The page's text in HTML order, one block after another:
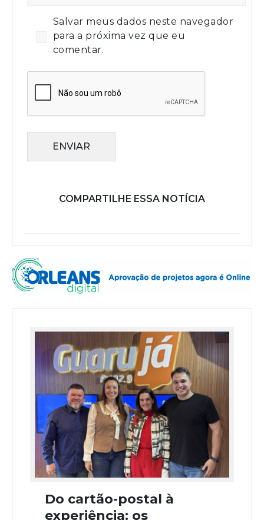
Salvar meus dados neste navegador
para a próxima vez que eu
comentar.
ENVIAR
COMPARTILHE ESSA NOTÍCIA
Do cartão-postal à
experiência: os